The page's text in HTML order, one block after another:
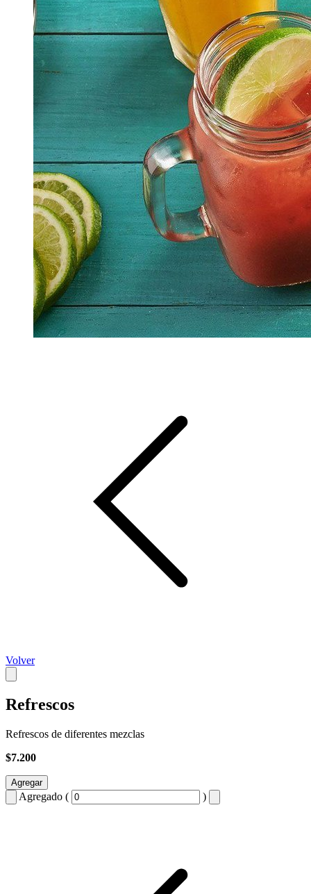
Volver
Refrescos
Refrescos de diferentes mezclas
$7.200
Agregar
Agregado ( )